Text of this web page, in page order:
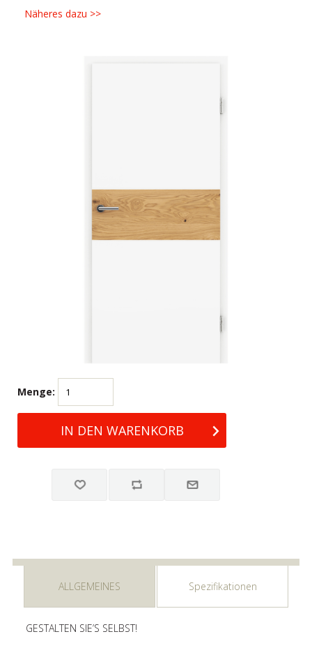
Näheres dazu >>
Menge:
ALLGEMEINES Spezifikationen
GESTALTEN SIE’S SELBST!